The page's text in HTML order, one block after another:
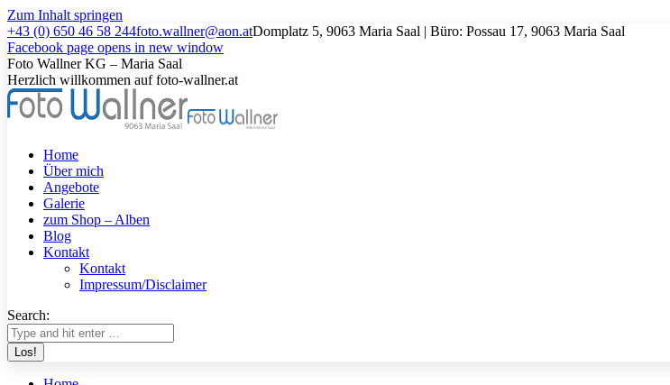
Zum Inhalt springen
+43 (0) 650 46 58 244foto.wallner@aon.atDomplatz 5, 9063 Maria Saal | Büro: Possau 17, 9063 Maria Saal
Facebook page opens in new window
Foto Wallner KG – Maria Saal
Herzlich willkommen auf foto-wallner.at
Home
Über mich
Angebote
Galerie
zum Shop – Alben
Blog
Kontakt
Kontakt
Impressum/Disclaimer
Search: